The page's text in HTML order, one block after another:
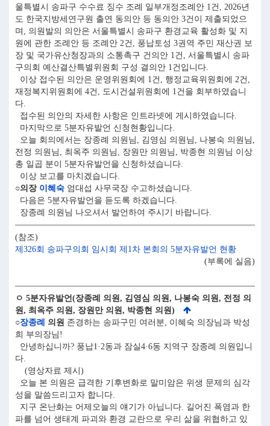
울특별시 송파구 수수료 징수 조례 일부개정조례안 1건, 2026년
도 한국지방세연구원 출연 동의안 등 동의안 3건이 제출되었으
며, 의원발의 의안은 서울특별시 송파구 환경교육 활성화 및 지
원에 관한 조례안 등 조례안 2건, 풍납토성 3권역 주민 재산권 보
장 및 국가유산청장과의 소통촉구 건의안 1건, 서울특별시 송파
구의회 예산결산특별위원회 구성 결의안 1건입니다.
이상 접수된 의안은 운영위원회에 1건, 행정교육위원회에 2건,
재정복지위원회에 4건, 도시건설위원회에 1건을 회부하였습니
다.
접수된 의안의 자세한 사항은 인트라넷에 게시하였습니다.
마지막으로 5분자유발언 신청현황입니다.
오늘 회의에서는 장종례 의원님, 김영심 의원님, 나봉숙 의원님,
전정 의원님, 최옥주 의원님, 장원만 의원님, 박종현 의원님 이상
총 일곱 분이 5분자유발언을 신청하셨습니다.
이상 보고를 마치겠습니다.
○의장 이혜숙 엄대섭 사무국장 수고하셨습니다.
다음은 5분자유발언을 듣도록 하겠습니다.
장종례 의원님 나오셔서 발언하여 주시기 바랍니다.
(참조)
제326회 송파구의회 임시회 제1차 본회의 5분자유발언 현황
(부록에 실음)
ㅇ 5분자유발언(장종례 의원, 김영심 의원, 나봉숙 의원, 전정 의
원, 최옥주 의원, 장원만 의원, 박종현 의원)
○장종례 의원 존경하는 송파구민 여러분, 이혜숙 의장님과 박성
희 부의장님!
안녕하십니까? 풍납1·2동과 잠실4·6동 지역구 장종례 의원입니
다.
(영상자료 제시)
오늘 본 의원은 급격한 기후변화로 말미암은 위생 문제의 심각
성을 말씀드리고자 합니다.
지구 온난화는 어제오늘의 얘기가 아닙니다. 길어진 폭염과 한
파를 넘어 생태계 파괴와 환경 교란으로 우리 삶을 위협하고 있